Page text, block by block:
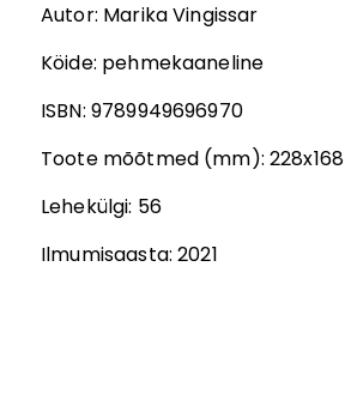
Autor: Marika Vingissar
Köide: pehmekaaneline
ISBN: 9789949696970
Toote mõõtmed (mm):228x168
Lehekülgi: 56
Ilmumisaasta:2021